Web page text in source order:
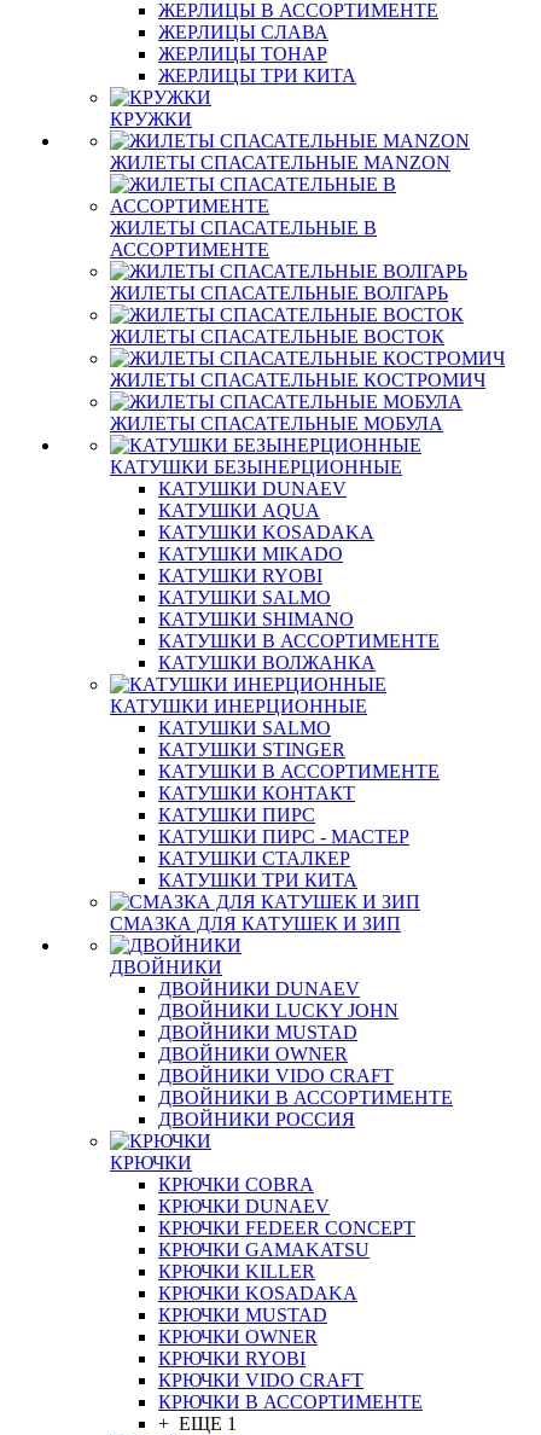
ЖЕРЛИЦЫ В АССОРТИМЕНТЕ
ЖЕРЛИЦЫ СЛАВА
ЖЕРЛИЦЫ ТОНАР
ЖЕРЛИЦЫ ТРИ КИТА
КРУЖКИ
ЖИЛЕТЫ СПАСАТЕЛЬНЫЕ MANZON
ЖИЛЕТЫ СПАСАТЕЛЬНЫЕ В
АССОРТИМЕНТЕ
ЖИЛЕТЫ СПАСАТЕЛЬНЫЕ ВОЛГАРЬ
ЖИЛЕТЫ СПАСАТЕЛЬНЫЕ ВОСТОК
ЖИЛЕТЫ СПАСАТЕЛЬНЫЕ КОСТРОМИЧ
ЖИЛЕТЫ СПАСАТЕЛЬНЫЕ МОБУЛА
КАТУШКИ БЕЗЫНЕРЦИОННЫЕ
КАТУШКИ DUNAEV
КАТУШКИ AQUA
КАТУШКИ KOSADAKA
КАТУШКИ MIKADO
КАТУШКИ RYOBI
КАТУШКИ SALMO
КАТУШКИ SHIMANO
КАТУШКИ В АССОРТИМЕНТЕ
КАТУШКИ ВОЛЖАНКА
КАТУШКИ ИНЕРЦИОННЫЕ
КАТУШКИ SALMO
КАТУШКИ STINGER
КАТУШКИ В АССОРТИМЕНТЕ
КАТУШКИ КОНТАКТ
КАТУШКИ ПИРС
КАТУШКИ ПИРС - МАСТЕР
КАТУШКИ СТАЛКЕР
КАТУШКИ ТРИ КИТА
СМАЗКА ДЛЯ КАТУШЕК И ЗИП
ДВОЙНИКИ
ДВОЙНИКИ DUNAEV
ДВОЙНИКИ LUCKY JOHN
ДВОЙНИКИ MUSTAD
ДВОЙНИКИ OWNER
ДВОЙНИКИ VIDO CRAFT
ДВОЙНИКИ В АССОРТИМЕНТЕ
ДВОЙНИКИ РОССИЯ
КРЮЧКИ
КРЮЧКИ COBRA
КРЮЧКИ DUNAEV
КРЮЧКИ FEDEER CONCEPT
КРЮЧКИ GAMAKATSU
КРЮЧКИ KILLER
КРЮЧКИ KOSADAKA
КРЮЧКИ MUSTAD
КРЮЧКИ OWNER
КРЮЧКИ RYOBI
КРЮЧКИ VIDO CRAFT
КРЮЧКИ В АССОРТИМЕНТЕ
+ ЕЩЕ 1